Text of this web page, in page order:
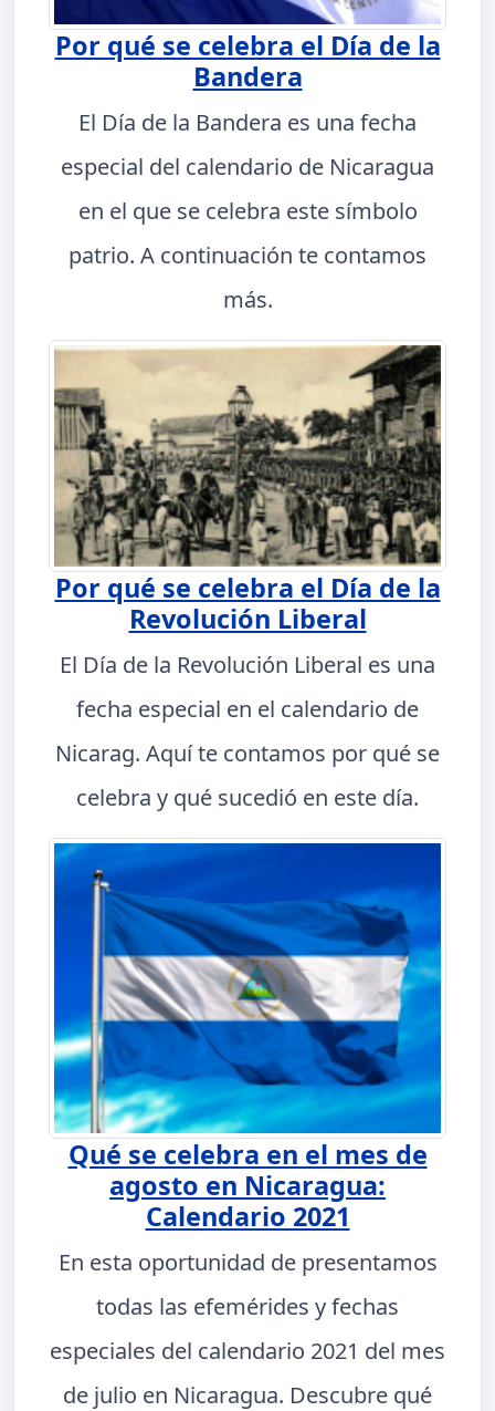
Por qué se celebra el Día de la
Bandera
El Día de la Bandera es una fecha
especial del calendario de Nicaragua
en el que se celebra este símbolo
patrio. A continuación te contamos
más.
Por qué se celebra el Día de la
Revolución Liberal
El Día de la Revolución Liberal es una
fecha especial en el calendario de
Nicarag. Aquí te contamos por qué se
celebra y qué sucedió en este día.
Qué se celebra en el mes de
agosto en Nicaragua:
Calendario 2021
En esta oportunidad de presentamos
todas las efemérides y fechas
especiales del calendario 2021 del mes
de julio en Nicaragua. Descubre qué